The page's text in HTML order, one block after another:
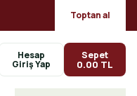
Toptan al
Hesap Sepet
0.00 TL